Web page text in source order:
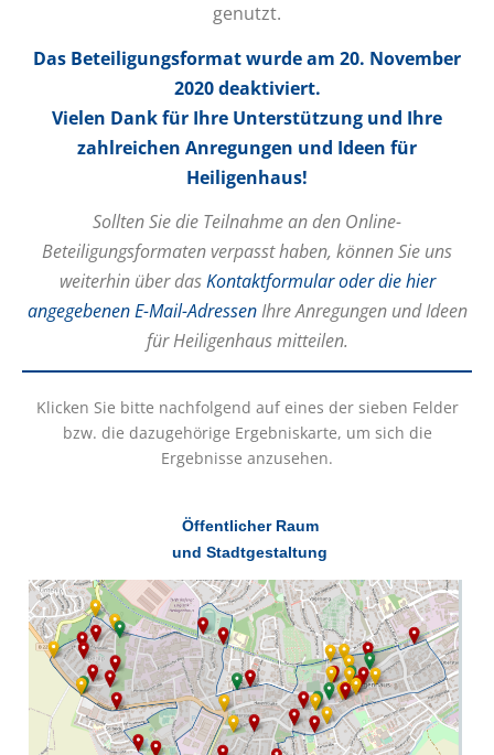
genutzt.
Das Beteiligungsformat wurde am 20. November
2020 deaktiviert.
Vielen Dank für Ihre Unterstützung und Ihre
zahlreichen Anregungen und Ideen für
Heiligenhaus!
Sollten Sie die Teilnahme an den Online-
Beteiligungsformaten verpasst haben, können Sie uns
weiterhin über dasKontaktformular oder die hier
angegebenen E-Mail-AdressenIhre Anregungen und Ideen
für Heiligenhaus mitteilen.
Klicken Sie bitte nachfolgend auf eines der sieben Felder
bzw. die dazugehörige Ergebniskarte, um sich die
Ergebnisse anzusehen.
Öffentlicher Raum
und Stadtgestaltung